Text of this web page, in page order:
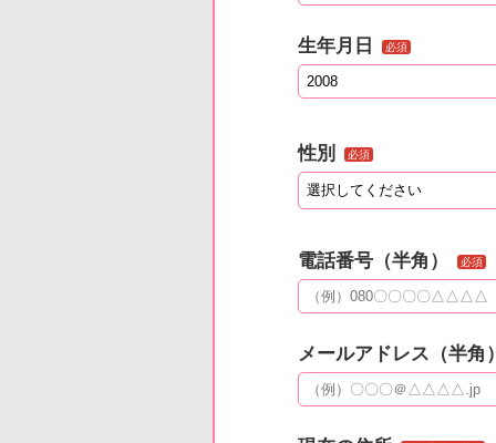
生年月日 必須
性別 必須
電話番号（半角） 必須
メールアドレス（半角